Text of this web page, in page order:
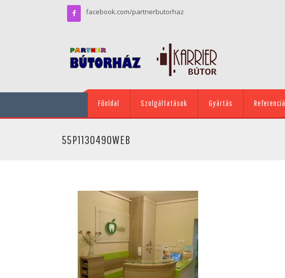
facebook.com/partnerbutorhaz
Főoldal Szolgáltatások Gyártás
55P1130490WEB